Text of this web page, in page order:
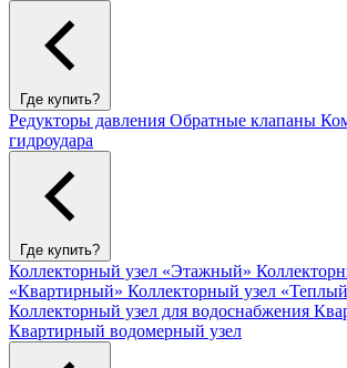
Где купить?
Редукторы давления Обратные клапаны
гидроудара
Где купить?
Коллекторный узел «Этажный»
«Квартирный» Коллекторный узел
Коллекторный узел для водоснабжения
Квартирный водомерный узел